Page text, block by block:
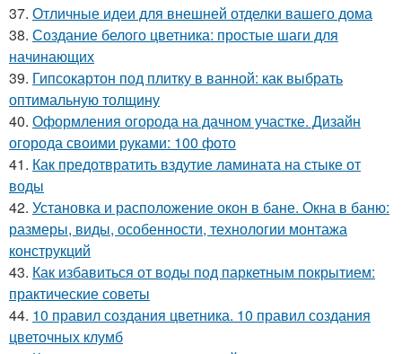
37. Отличные идеи для внешней отделки вашего дома
38. Создание белого цветника: простые шаги для
начинающих
39. Гипсокартон под плитку в ванной: как выбрать
оптимальную толщину
40. Оформления огорода на дачном участке. Дизайн
огорода своими руками: 100 фото
41. Как предотвратить вздутие ламината на стыке от
воды
42. Установка и расположение окон в бане. Окна в баню:
размеры, виды, особенности, технологии монтажа
конструкций
43. Как избавиться от воды под паркетным покрытием:
практические советы
44. 10 правил создания цветника. 10 правил создания
цветочных клумб